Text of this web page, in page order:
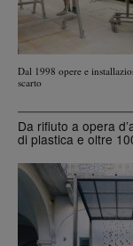
Dal 1998 opere e
scarto
Da rifiuto a opera
di plastica e oltre